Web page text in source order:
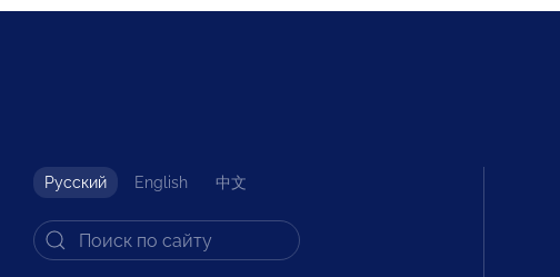
Русский English 中文